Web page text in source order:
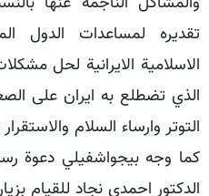
تقديره لمساعدات الدول
الاسلامية الايرانية لحل
الذي تضطلع به ايران على
التوتر وارساء السلام
كما وجه بيجواشفيلي دعوة
الدكتور احمدي نجاد للقيام